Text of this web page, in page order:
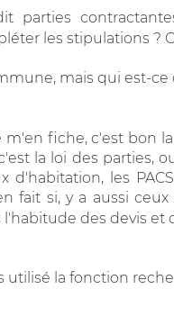
parties
les stipulations ?
mais qui est-ce
m'en fiche, c'est bon
la loi des parties,
les
fait si, y a aussi
des devis et
utilisé la fonction